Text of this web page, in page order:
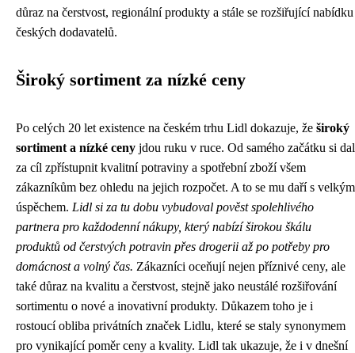
důraz na čerstvost, regionální produkty a stále se rozšiřující nabídku
českých dodavatelů.
Široký sortiment za nízké ceny
Po celých 20 let existence na českém trhu Lidl dokazuje, že široký
sortiment a nízké ceny jdou ruku v ruce. Od samého začátku si dal
za cíl zpřístupnit kvalitní potraviny a spotřební zboží všem
zákazníkům bez ohledu na jejich rozpočet. A to se mu daří s velkým
úspěchem. Lidl si za tu dobu vybudoval pověst spolehlivého
partnera pro každodenní nákupy, který nabízí širokou škálu
produktů od čerstvých potravin přes drogerii až po potřeby pro
domácnost a volný čas. Zákazníci oceňují nejen příznivé ceny, ale
také důraz na kvalitu a čerstvost, stejně jako neustálé rozšiřování
sortimentu o nové a inovativní produkty. Důkazem toho je i
rostoucí obliba privátních značek Lidlu, které se staly synonymem
pro vynikající poměr ceny a kvality. Lidl tak ukazuje, že i v dnešní